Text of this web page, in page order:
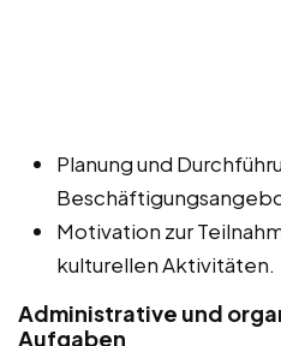
Planung und
Motivation zur
kulturellen Aktivitäten.
Administrative und
Aufgaben